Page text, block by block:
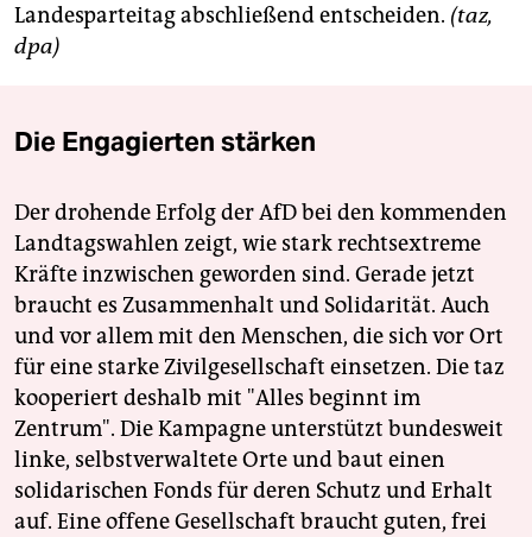
Landesparteitag abschließend entscheiden. (taz,
dpa)
Die Engagierten stärken
Der drohende Erfolg der AfD bei den kommenden
Landtagswahlen zeigt, wie stark rechtsextreme
Kräfte inzwischen geworden sind. Gerade jetzt
braucht es Zusammenhalt und Solidarität. Auch
und vor allem mit den Menschen, die sich vor Ort
für eine starke Zivilgesellschaft einsetzen. Die taz
kooperiert deshalb mit "Alles beginnt im
Zentrum". Die Kampagne unterstützt bundesweit
linke, selbstverwaltete Orte und baut einen
solidarischen Fonds für deren Schutz und Erhalt
auf. Eine offene Gesellschaft braucht guten, frei